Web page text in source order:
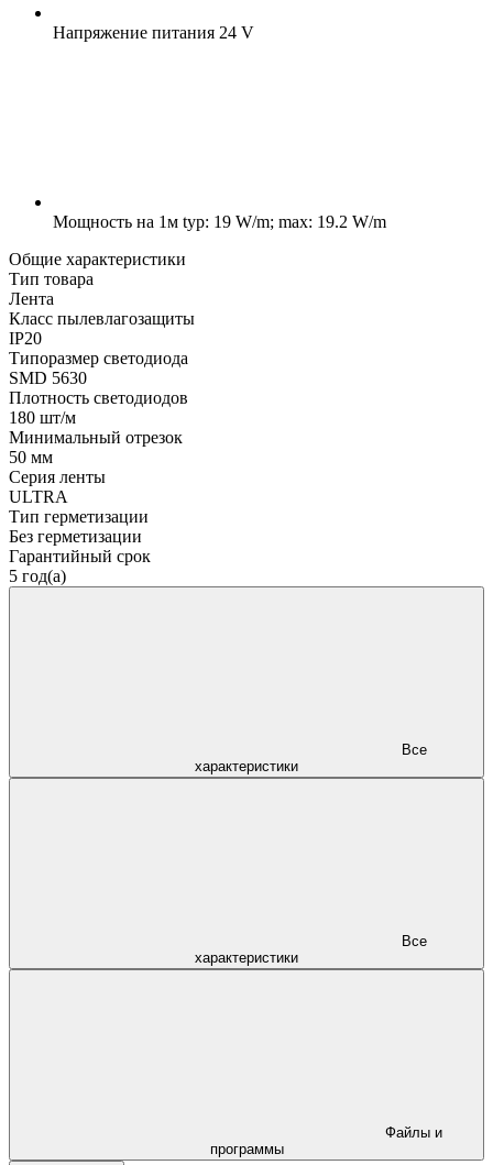
Напряжение питания 24 V
Мощность на 1м typ: 19 W/m; max: 19.2 W/m
Общие характеристики
Тип товара
Лента
Класс пылевлагозащиты
IP20
Типоразмер светодиода
SMD 5630
Плотность светодиодов
180 шт/м
Минимальный отрезок
50 мм
Серия ленты
ULTRA
Тип герметизации
Без герметизации
Гарантийный срок
5 год(а)
характеристики
характеристики
программы